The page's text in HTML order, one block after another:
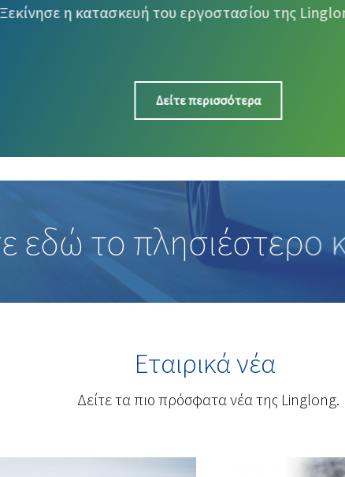
Ξεκίνησε η κατασκευή του εργοστασίου της
Δείτε περισσότερα
εδώ το πλησιέστερο
Εταιρικά νέα
Δείτε τα πιο πρόσφατα νέα της Linglong.